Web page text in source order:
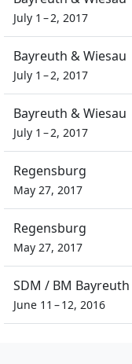
July 1 – 2, 2017
Bayreuth & Wiesau
July 1 – 2, 2017
Bayreuth & Wiesau
July 1 – 2, 2017
Regensburg
May 27, 2017
Regensburg
May 27, 2017
SDM / BM Bayreuth
June 11 – 12, 2016